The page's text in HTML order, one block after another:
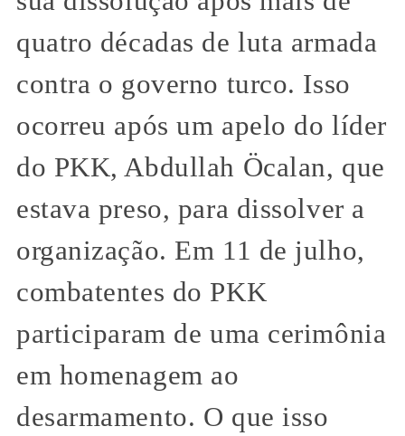
quatro décadas de luta armada
contra o governo turco. Isso
ocorreu após um apelo do líder
do PKK, Abdullah Öcalan, que
estava preso, para dissolver a
organização. Em 11 de julho,
combatentes do PKK
participaram de uma cerimônia
em homenagem ao
desarmamento. O que isso